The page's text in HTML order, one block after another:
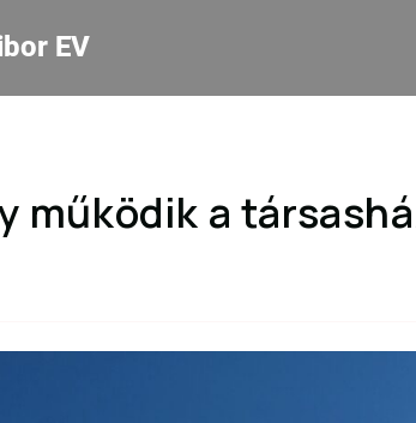
EV
működik a